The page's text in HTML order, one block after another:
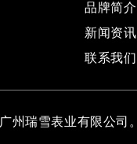
品牌简介
新闻资讯
联系我们
广州瑞雪表业有限公司 。